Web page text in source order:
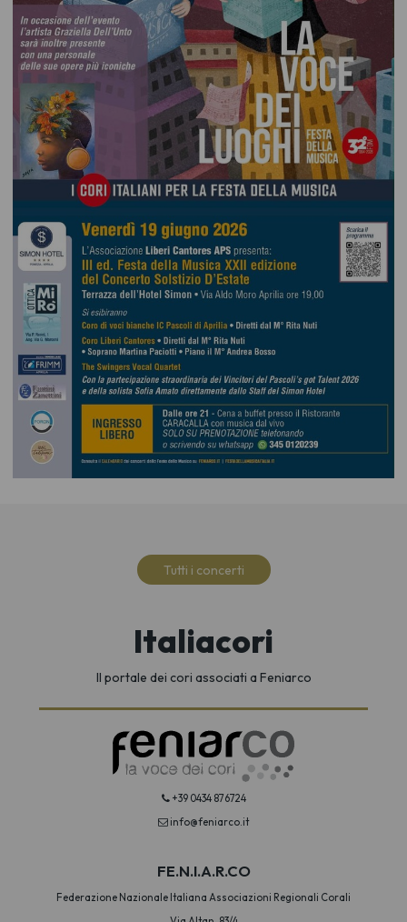
Tutti i concerti
Italiacori
Il portale dei cori associati a Feniarco
+39 0434 876724
info@feniarco.it
FE.N.I.A.R.CO
Federazione Nazionale Italiana Associazioni Regionali Corali